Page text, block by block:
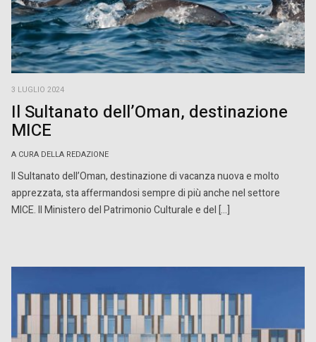
3 LUGLIO 2024
Il Sultanato dell’Oman, destinazione
MICE
A CURA DELLA REDAZIONE
Il Sultanato dell’Oman, destinazione di vacanza nuova e molto
apprezzata, sta affermandosi sempre di più anche nel settore
MICE. Il Ministero del Patrimonio Culturale e del […]